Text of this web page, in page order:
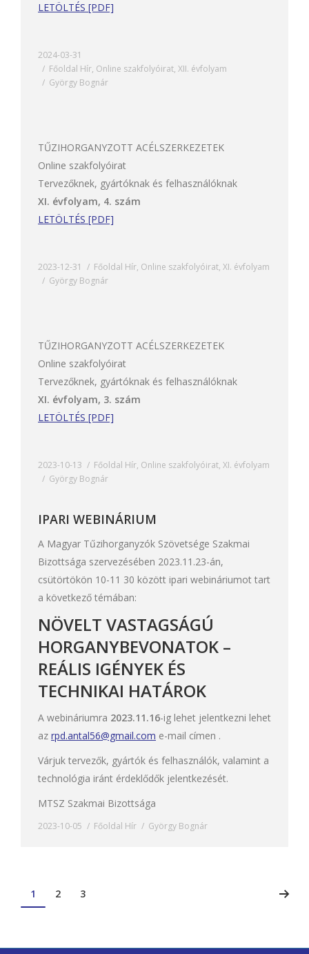
LETÖLTÉS [PDF]
2024-03-31
Főoldal Hír, Online szakfolyóirat, XII. évfolyam
György Bognár
TŰZIHORGANYZOTT ACÉLSZERKEZETEK
Online szakfolyóirat
Tervezőknek, gyártóknak és felhasználóknak
XI. évfolyam, 4. szám
LETÖLTÉS [PDF]
2023-12-31 Főoldal Hír, Online szakfolyóirat, XI. évfolyam
György Bognár
TŰZIHORGANYZOTT ACÉLSZERKEZETEK
Online szakfolyóirat
Tervezőknek, gyártóknak és felhasználóknak
XI. évfolyam, 3. szám
LETÖLTÉS [PDF]
2023-10-13 Főoldal Hír, Online szakfolyóirat, XI. évfolyam
György Bognár
IPARI WEBINÁRIUM
A Magyar Tűzihorganyzók Szövetsége Szakmai
Bizottsága szervezésében 2023.11.23-án,
csütörtökön 10-11 30 között ipari webináriumot tart
a következő témában:
NÖVELT VASTAGSÁGÚ
HORGANYBEVONATOK –
REÁLIS IGÉNYEK ÉS
TECHNIKAI HATÁROK
A webináriumra 2023.11.16-ig lehet jelentkezni lehet
az rpd.antal56@gmail.com e-mail címen .
Várjuk tervezők, gyártók és felhasználók, valamint a
technológia iránt érdeklődők jelentkezését.
MTSZ Szakmai Bizottsága
2023-10-05 Főoldal Hír György Bognár
1 2 3